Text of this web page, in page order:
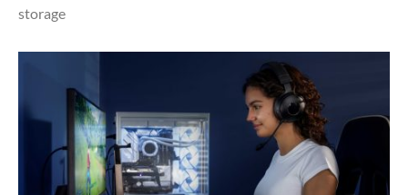
storage